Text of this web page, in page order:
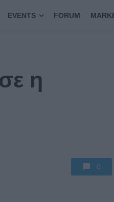
EVENTS FORUM
η
0